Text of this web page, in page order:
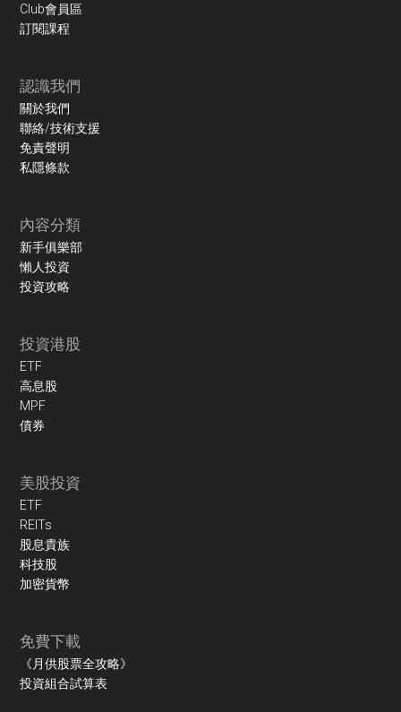
Club會員區
訂閱課程
認識我們
關於我們
聯絡/技術支援
免責聲明
私隱條款
內容分類
新手俱樂部
懶人投資
投資攻略
投資港股
ETF
高息股
MPF
債券
美股投資
ETF
REITs
股息貴族
科技股
加密貨幣
免費下載
《月供股票全攻略》
投資組合試算表